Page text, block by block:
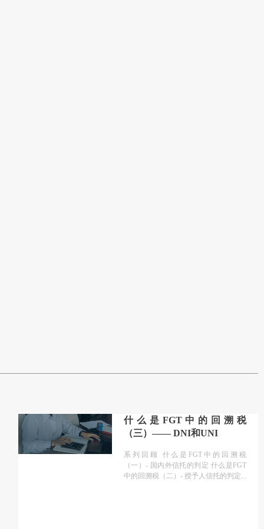
什么是FGT中的回溯税
（三）—— DNI和UNI
系列回顾 什么是FGT中的回溯税
（一）- 国内外信托的判定 什么是FGT
中的回溯税（二）- 授予人信托的判定